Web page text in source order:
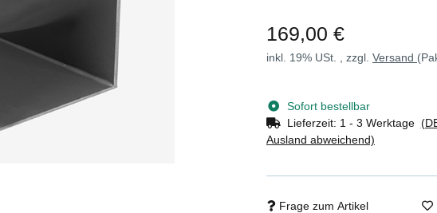
169,00 €
inkl. 19% USt. , zzgl. Versand
Sofort bestellbar
Lieferzeit: 1 - 3 Werktage
Ausland abweichend)
Frage zum Artikel